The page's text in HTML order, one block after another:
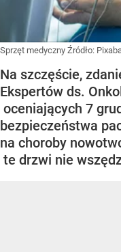
Sprzęt medyczny Źródło:
Na szczęście,
Ekspertów ds.
oceniających 7
bezpieczeństwa
na choroby
te drzwi nie